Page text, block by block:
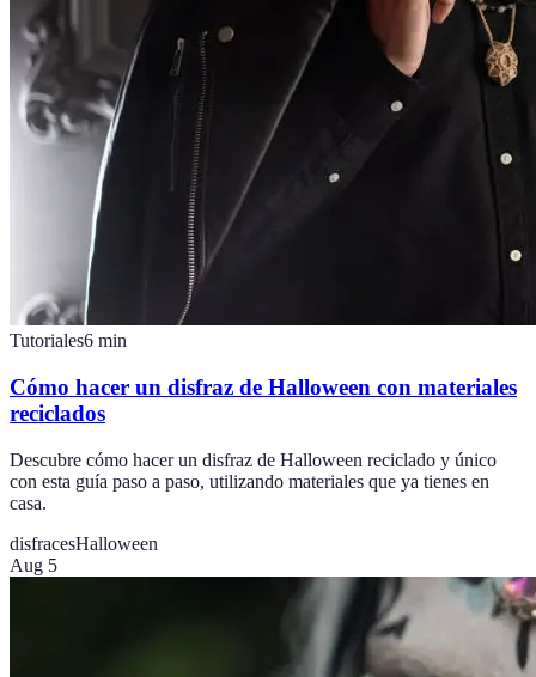
Tutoriales6 min
Cómo hacer un disfraz de Halloween con materiales
reciclados
Descubre cómo hacer un disfraz de Halloween reciclado y único
con esta guía paso a paso, utilizando materiales que ya tienes en
casa.
disfracesHalloween
Aug 5